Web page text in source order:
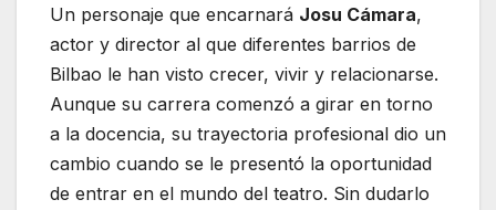
Un personaje que encarnará Josu Cámara,
actor y director al que diferentes barrios de
Bilbao le han visto crecer, vivir y relacionarse.
Aunque su carrera comenzó a girar en torno
a la docencia, su trayectoria profesional dio un
cambio cuando se le presentó la oportunidad
de entrar en el mundo del teatro. Sin dudarlo